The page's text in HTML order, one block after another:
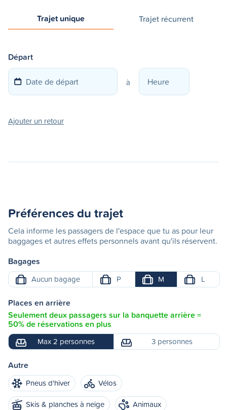
Trajet unique Trajet récurrent
Départ
à
Ajouter un retour
Préférences du trajet
Cela informe les passagers de l'espace que tu as pour leur
baggages et autres effets personnels avant qu'ils réservent.
Bagages
Aucun bagage P M L
Places en arrière
Seulement deux passagers sur la banquette arrière =
50% de réservations en plus
Max 2 personnes 3 personnes
Autre
Pneus d'hiver
Vélos
Skis & planches à neige
Animaux